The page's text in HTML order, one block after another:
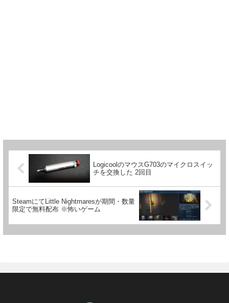
LogicoolのマウスG703のマイクロスイッ
チを交換した 2回目
SteamにてLittle Nightmaresが期間・数量
限定で無料配布 ※怖いゲーム